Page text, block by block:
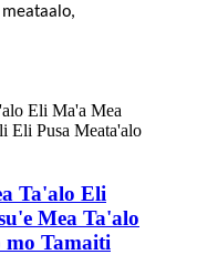
Ta'alo Eli
Mea Ta'alo
Tamaiti